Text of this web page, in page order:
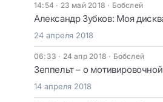
14:54 · 23 май 2018 · Бобслей
Александр Зубков: Моя
24 апреля 2018
06:33 · 24 апр 2018 · Бобслей
Зеппельт – о
14 апреля 2018